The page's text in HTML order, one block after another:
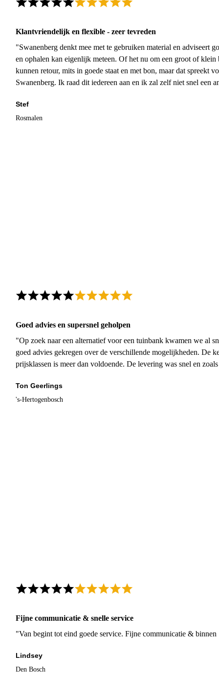
Klantvriendelijk en flexible - zeer tevreden
"Swanenberg denkt mee met te gebruiken material en adviseert
en ophalen kan eigenlijk meteen. Of het nu om een groot of
kunnen retour, mits in goede staat en met bon, maar dat spreekt
Swanenberg. Ik raad dit iedereen aan en ik zal zelf niet snel een
Stef
Rosmalen
Goed advies en supersnel geholpen
"Op zoek naar een alternatief voor een tuinbank kwamen we al
goed advies gekregen over de verschillende mogelijkheden. De
prijsklassen is meer dan voldoende. De levering was snel en
Ton Geerlings
's-Hertogenbosch
Fijne communicatie & snelle service
"Van begint tot eind goede service. Fijne communicatie &
Lindsey
Den Bosch